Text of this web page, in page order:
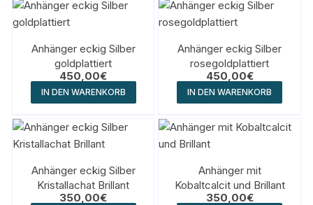
Anhänger eckig Silber
goldplattiert
450,00€
IN DEN WARENKORB
Anhänger eckig Silber
rosegoldplattiert
450,00€
IN DEN WARENKORB
Anhänger eckig Silber
Kristallachat Brillant
350,00€
Anhänger mit
Kobaltcalcit und Brillant
350,00€